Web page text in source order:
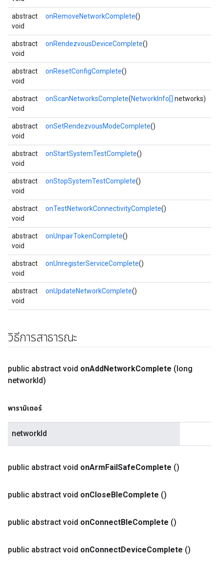
abstract
void
onRemoveNetworkComplete()
abstract
void
onRendezvousDeviceComplete()
abstract
void
onResetConfigComplete()
abstract
void
onScanNetworksComplete(NetworkInfo[] networks)
abstract
void
onSetRendezvousModeComplete()
abstract
void
onStartSystemTestComplete()
abstract
void
onStopSystemTestComplete()
abstract
void
onTestNetworkConnectivityComplete()
abstract
void
onUnpairTokenComplete()
abstract
void
onUnregisterServiceComplete()
abstract
void
onUpdateNetworkComplete()
วิธีการสาธารณะ
public abstract void onAddNetworkComplete (long
networkId)
พารามิเตอร์
networkId
public abstract void onArmFailSafeComplete ()
public abstract void onCloseBleComplete ()
public abstract void onConnectBleComplete ()
public abstract void onConnectDeviceComplete ()